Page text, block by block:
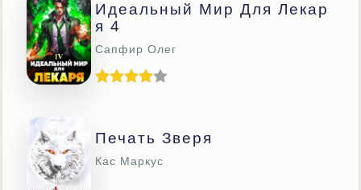
Идеальный Мир Для Лекар
Я 4
Сапфир Олег
Печать Зверя
Кас Маркус